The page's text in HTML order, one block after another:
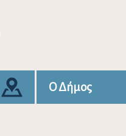
Ο Δήμος